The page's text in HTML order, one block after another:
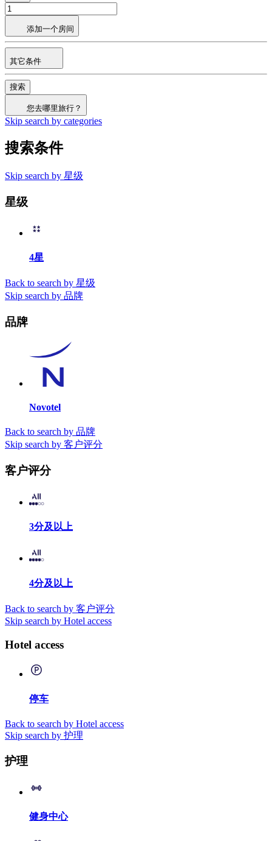
添加一个房间
其它条件
搜索
您去哪里旅行？
Skip search by categories
搜索条件
Skip search by 星级
星级
4星
Back to search by 星级
Skip search by 品牌
品牌
Novotel
Back to search by 品牌
Skip search by 客户评分
客户评分
3分及以上
4分及以上
Back to search by 客户评分
Skip search by Hotel access
Hotel access
停车
Back to search by Hotel access
Skip search by 护理
护理
健身中心